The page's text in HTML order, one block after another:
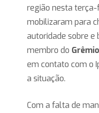
região nesta terça-
mobilizaram para
autoridade sobre e
membro do
em contato com o
a situação.
Com a falta de